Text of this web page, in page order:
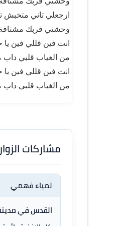
ارجعلي تاني متخبش
وحشني قربك
انت فين قللي فين يا
من الغياب قلبي داب
انت فين قللي فين يا
من الغياب قلبي داب
مشاركات الزوار
لمياء فهمي
القدس في